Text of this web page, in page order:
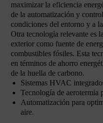
maximizar la eficiencia
de la automatización y
condiciones del entorno y a
Otra tecnología relevante es
exterior como fuente de
combustibles fósiles. Esta
en términos de ahorro
de la huella de carbono.
Sistemas HVAC
Tecnología de aerotermia
Automatización para
aire.